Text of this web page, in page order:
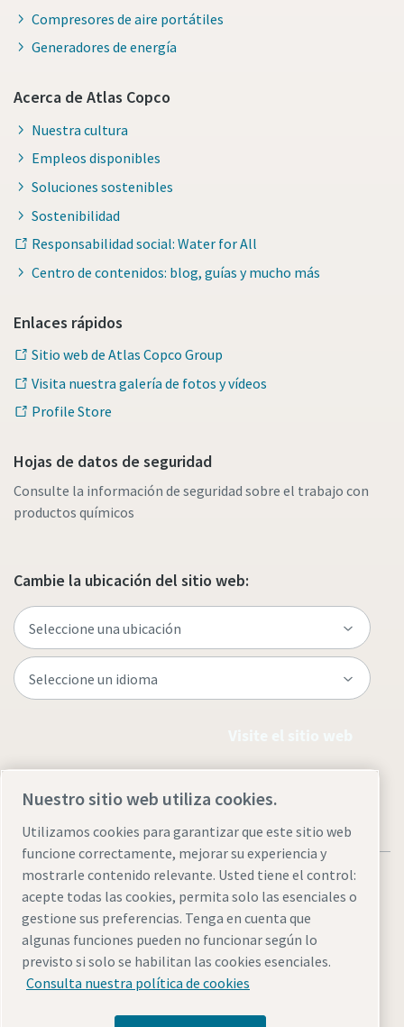
Compresores de aire portátiles
Generadores de energía
Acerca de Atlas Copco
Nuestra cultura
Empleos disponibles
Soluciones sostenibles
Sostenibilidad
Responsabilidad social: Water for All
Centro de contenidos: blog, guías y mucho más
Enlaces rápidos
Sitio web de Atlas Copco Group
Visita nuestra galería de fotos y vídeos
Profile Store
Hojas de datos de seguridad
Consulte la información de seguridad sobre el trabajo con
productos químicos
Cambie la ubicación del sitio web:
Avisos legales y de privacidadAdministrar cookies
AccesibilidadMapa del sitio
Nuestro sitio web utiliza cookies.
Utilizamos cookies para garantizar que este sitio web
funcione correctamente, mejorar su experiencia y
mostrarle contenido relevante. Usted tiene el control:
acepte todas las cookies, permita solo las esenciales o
gestione sus preferencias. Tenga en cuenta que
algunas funciones pueden no funcionar según lo
previsto si solo se habilitan las cookies esenciales.
Consulta nuestra política de cookies